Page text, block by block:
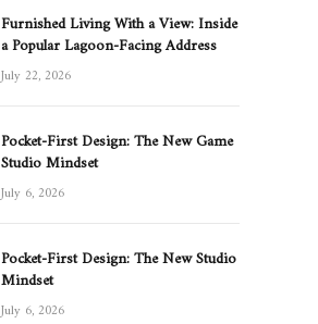
Furnished Living With a View: Inside
a Popular Lagoon-Facing Address
July 22, 2026
Pocket-First Design: The New Game
Studio Mindset
July 6, 2026
Pocket-First Design: The New Studio
Mindset
July 6, 2026